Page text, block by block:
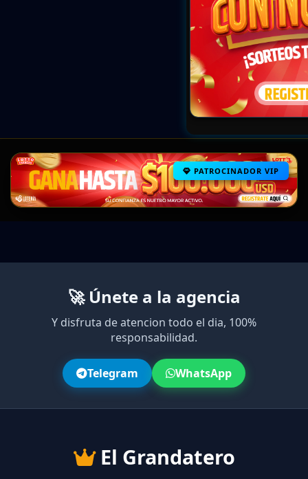
PATROCINADOR VIP
🚀 Únete a la agencia
Y disfruta de atencion todo el dia, 100%
responsabilidad.
Telegram WhatsApp
El Grandatero